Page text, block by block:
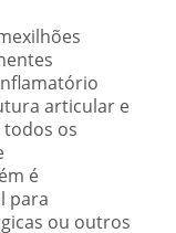
articular e
os
é
para
ou outros